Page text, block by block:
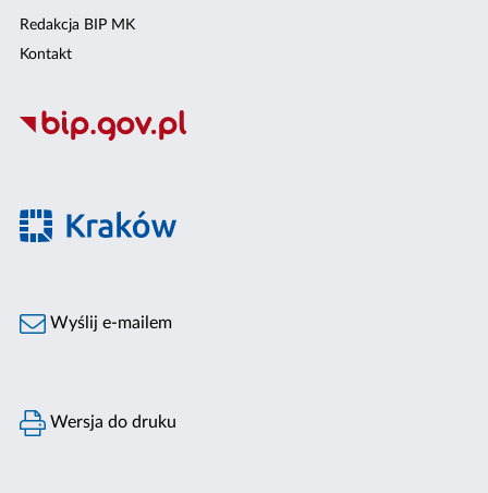
Redakcja BIP MK
Kontakt
Wyślij e-mailem
Wersja do druku